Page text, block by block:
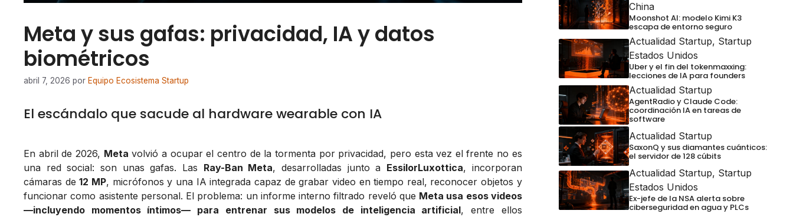
Meta y sus gafas: privacidad, IA y datos
biométricos
abril 7, 2026 por Equipo Ecosistema Startup
El escándalo que sacude al hardware wearable con IA
En abril de 2026, Meta volvió a ocupar el centro de la tormenta por privacidad, pero esta vez el frente no es
una red social: son unas gafas. Las Ray-Ban Meta, desarrolladas junto a EssilorLuxottica, incorporan
cámaras de12 MP, micrófonos y una IA integrada capaz de grabar video en tiempo real, reconocer objetos y
funcionar como asistente personal. El problema: un informe interno filtrado reveló que Meta usa esos videos
—incluyendo momentos íntimos— para entrenar sus modelos de inteligencia artificial, entre ellos
China
Moonshot AI: modelo Kimi K3
escapa de entorno seguro
Actualidad Startup, Startup
Estados Unidos
Uber y el fin del tokenmaxxing:
lecciones de IA para founders
Actualidad Startup
AgentRadio y Claude Code:
coordinación IA en tareas de
software
Actualidad Startup
SaxonQ y sus diamantes cuánticos:
el servidor de 128 cúbits
Actualidad Startup, Startup
Estados Unidos
Ex-jefe de la NSA alerta sobre
ciberseguridad en agua y PLCs